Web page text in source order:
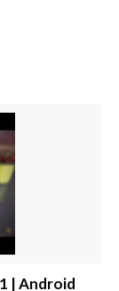
| Android